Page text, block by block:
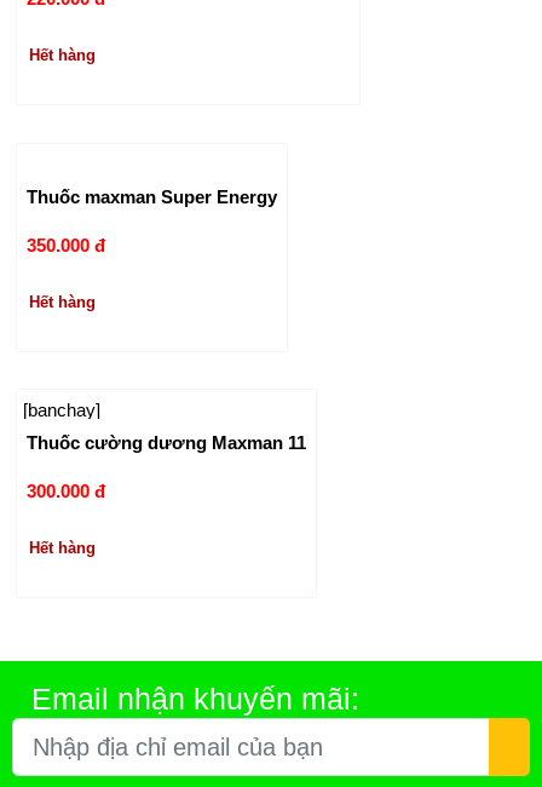
Hết hàng
Thuốc maxman Super Energy
350.000 đ
Hết hàng
[banchay]
Thuốc cường dương Maxman 11
300.000 đ
Hết hàng
Email nhận khuyến mãi: